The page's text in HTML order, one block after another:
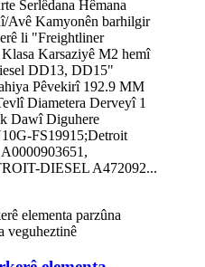
Serlêdana Hêmana
Avê Kamyonên barhilgir
li "Freightliner
Karsaziyê M2 hemî
DD13, DD15"
Pêvekirî 192.9 MM
Diametera Derveyî 1
Dawî Diguhere
FS19915;Detroit
DIESEL A472092...